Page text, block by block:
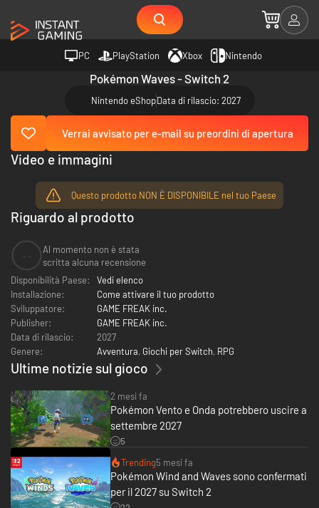
PC PlayStation Xbox Nintendo
Pokémon Waves - Switch 2
Nintendo eShopData di rilascio: 2027
Verrai avvisato per e-mail su preordini di apertura
Questo prodotto NON È DISPONIBILE nel tuo Paese
Riguardo al prodotto
Al momento non è stata
scritta alcuna recensione
Disponibilità Paese:
Vedi elenco
Installazione:
Come attivare il tuo prodotto
Sviluppatore:
GAME FREAK inc.
Publisher:
GAME FREAK inc.
Data di rilascio:
2027
Genere:
Avventura, Giochi per Switch, RPG
Video e immagini
Ultime notizie sul gioco
2 mesi fa
Pokémon Vento e Onda potrebbero uscire a
settembre 2027
5
Trending5 mesi fa
Pokémon Wind and Waves sono confermati
per il 2027 su Switch 2